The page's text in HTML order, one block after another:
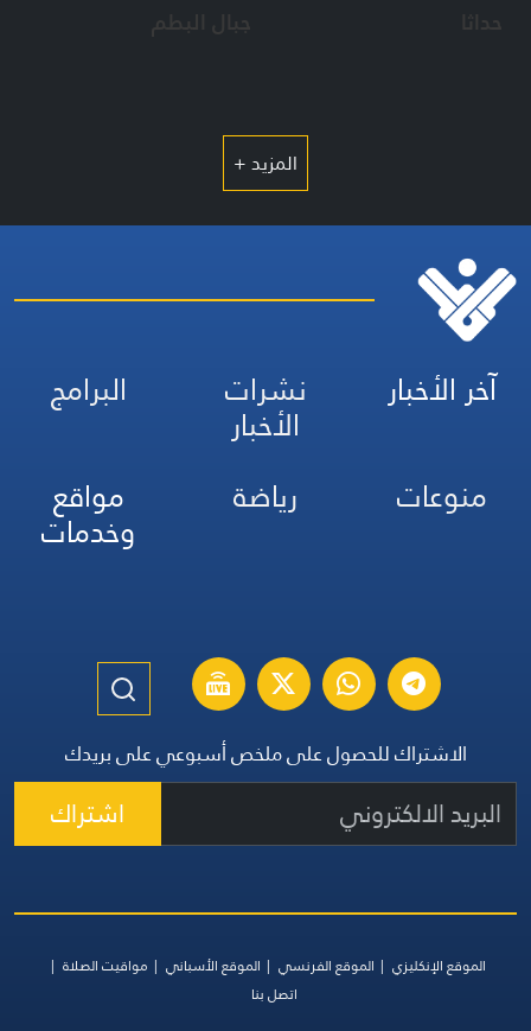
حداثا جبال البطم
المزيد +
آخر الأخبار نشرات
الأخبار
البرامج
منوعات
رياضة مواقع
وخدمات
الاشتراك للحصول على ملخص أسبوعي على بريدك
اشتراك
الموقع الإنكليزي الموقع الفرنسي الموقع الأسباني
مواقيت الصلاة
اتصل بنا